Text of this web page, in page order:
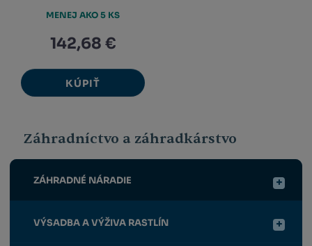
142,68 €
KÚPIŤ
MENEJ AKO 5 KS
Záhradníctvo a záhradkárstvo
ZÁHRADNÉ NÁRADIE
VÝSADBA A VÝŽIVA RASTLÍN